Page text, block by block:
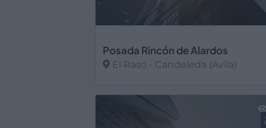
Posada Rincón de Alardos
El Raso - Candeleda (Avila)